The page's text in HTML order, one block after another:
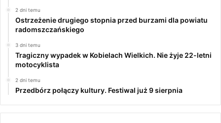
2 dni temu
Ostrzeżenie drugiego stopnia przed burzami dla powiatu
radomszczańskiego
3 dni temu
Tragiczny wypadek w Kobielach Wielkich. Nie żyje 22-letni
motocyklista
2 dni temu
Przedbórz połączy kultury. Festiwal już 9 sierpnia